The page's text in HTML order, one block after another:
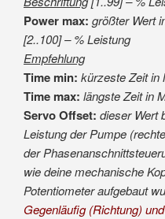
Power max: größter Wert
[2..100] – % Leistung
Empfehlung
Time min: kürzeste Zeit in
Time max: längste Zeit in
Servo Offset: dieser Wert
Leistung der Pumpe
der
wie deine mechanische
Potentiometer aufgebaut
Gegenläufig (Richtung)